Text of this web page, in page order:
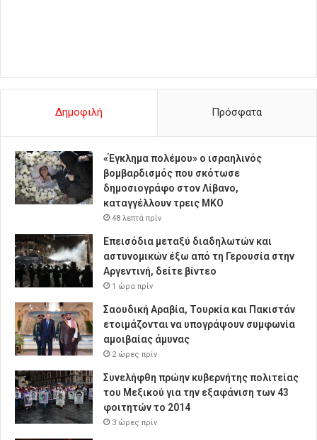
Δημοφιλή Πρόσφατα
«Έγκλημα πολέμου» ο ισραηλινός
βομβαρδισμός που σκότωσε
δημοσιογράφο στον Λίβανο,
καταγγέλλουν τρεις ΜΚΟ
48 λεπτά πρίν
Επεισόδια μεταξύ διαδηλωτών και
αστυνομικών έξω από τη Γερουσία στην
Αργεντινή, δείτε βίντεο
1 ώρα πρίν
Σαουδική Αραβία, Τουρκία και Πακιστάν
ετοιμάζονται να υπογράψουν συμφωνία
αμοιβαίας άμυνας
2 ώρες πρίν
Συνελήφθη πρώην κυβερνήτης πολιτείας
του Μεξικού για την εξαφάνιση των 43
φοιτητών το 2014
3 ώρες πρίν